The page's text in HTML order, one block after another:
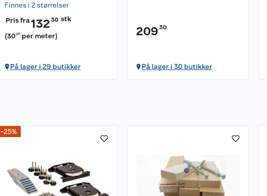
Finnes i 2 størrelser
Pris fra132 30 stk
(3007 per meter)
På lager i 29 butikker
209 30
På lager i 30 butikker
-25%